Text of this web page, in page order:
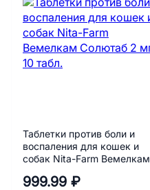
Таблетки против боли и
воспаления для кошек и
собак Nita-Farm Вемелкам
999.99 ₽